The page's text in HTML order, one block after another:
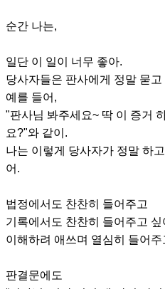
순간 나는,
일단 이 일이 너무 좋아.
당사자들은 판사에게 정말 묻
예를 들어,
"판사님 봐주세요~ 딱 이 증거
요?"와 같이.
나는 이렇게 당사자가 정말 하
어.
법정에서도 찬찬히 들어주고
기록에서도 찬찬히 들어주고 싶
이해하려 애쓰며 열심히 들어주
판결문에도